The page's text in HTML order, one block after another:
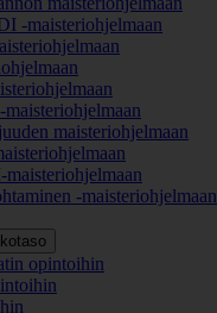
-maisteriohjelmaan
maisteriohjelmaan
-maisteriohjelmaan
opintoihin